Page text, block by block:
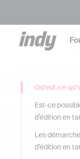
Qu’est‑ce
Est‑ce
d’édition en
Les
d’édition en